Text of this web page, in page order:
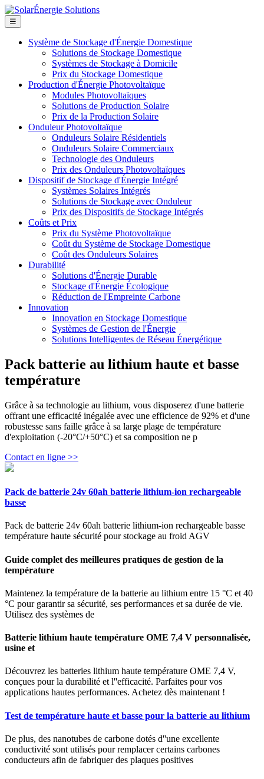
☰
Système de Stockage d'Énergie Domestique
Solutions de Stockage Domestique
Systèmes de Stockage à Domicile
Prix du Stockage Domestique
Production d'Énergie Photovoltaïque
Modules Photovoltaïques
Solutions de Production Solaire
Prix de la Production Solaire
Onduleur Photovoltaïque
Onduleurs Solaire Résidentiels
Onduleurs Solaire Commerciaux
Technologie des Onduleurs
Prix des Onduleurs Photovoltaïques
Dispositif de Stockage d'Énergie Intégré
Systèmes Solaires Intégrés
Solutions de Stockage avec Onduleur
Prix des Dispositifs de Stockage Intégrés
Coûts et Prix
Prix du Système Photovoltaïque
Coût du Système de Stockage Domestique
Coût des Onduleurs Solaires
Durabilité
Solutions d'Énergie Durable
Stockage d'Énergie Écologique
Réduction de l'Empreinte Carbone
Innovation
Innovation en Stockage Domestique
Systèmes de Gestion de l'Énergie
Solutions Intelligentes de Réseau Énergétique
Pack batterie au lithium haute et basse
température
Grâce à sa technologie au lithium, vous disposerez d'une batterie
offrant une efficacité inégalée avec une efficience de 92% et d'une
robustesse sans faille grâce à sa large plage de température
d'exploitation (-20°C/+50°C) et sa composition ne p
Contact en ligne >>
Pack de batterie 24v 60ah batterie lithium-ion rechargeable
basse
Pack de batterie 24v 60ah batterie lithium-ion rechargeable basse
température haute sécurité pour stockage au froid AGV
Guide complet des meilleures pratiques de gestion de la
température
Maintenez la température de la batterie au lithium entre 15 °C et 40
°C pour garantir sa sécurité, ses performances et sa durée de vie.
Utilisez des systèmes de
Batterie lithium haute température OME 7,4 V personnalisée,
usine et
Découvrez les batteries lithium haute température OME 7,4 V,
conçues pour la durabilité et l''efficacité. Parfaites pour vos
applications hautes performances. Achetez dès maintenant !
Test de température haute et basse pour la batterie au lithium
De plus, des nanotubes de carbone dotés d''une excellente
conductivité sont utilisés pour remplacer certains carbones
conducteurs afin de fabriquer des plaques positives